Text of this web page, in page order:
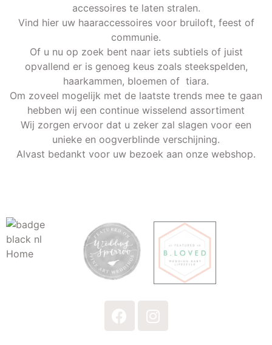
accessoires te laten stralen.
Vind hier uw haaraccessoires voor bruiloft, feest of
communie.
Of u nu op zoek bent naar iets subtiels of juist
opvallend er is genoeg keus zoals steekspelden,
haarkammen, bloemen of tiara.
Om zoveel mogelijk met de laatste trends mee te gaan
hebben wij een continue wisselend assortiment
Wij zorgen ervoor dat u zeker zal slagen voor een
unieke en oogverblinde verschijning.
Alvast bedankt voor uw bezoek aan onze webshop.